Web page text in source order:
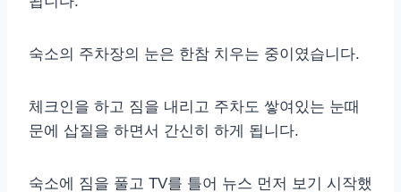
숙소의 주차장의 눈은 한참 치우는 중이였습니다.
체크인을 하고 짐을 내리고 주차도 쌓여있는 눈때
문에 삽질을 하면서 간신히 하게 됩니다.
숙소에 짐을 풀고 TV를 틀어 뉴스 먼저 보기 시작했